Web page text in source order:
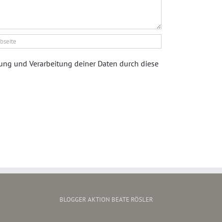
und Verarbeitung deiner Daten durch diese
BLOGGER AKTION BEATE RÖSLER